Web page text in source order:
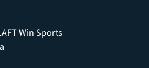
Win Sports